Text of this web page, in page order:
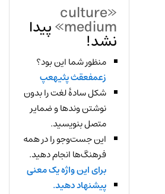
«culture
medium» پیدا
نشد!
منظور شما این بود؟
زعمفعقث پثیهعپ
شکل سادهٔ لغت را بدون
نوشتن وندها و ضمایر
متصل بنویسید.
این جست‌وجو را در همه
فرهنگ‌ها انجام دهید.
برای این واژه یک معنی
پیشنهاد دهید.